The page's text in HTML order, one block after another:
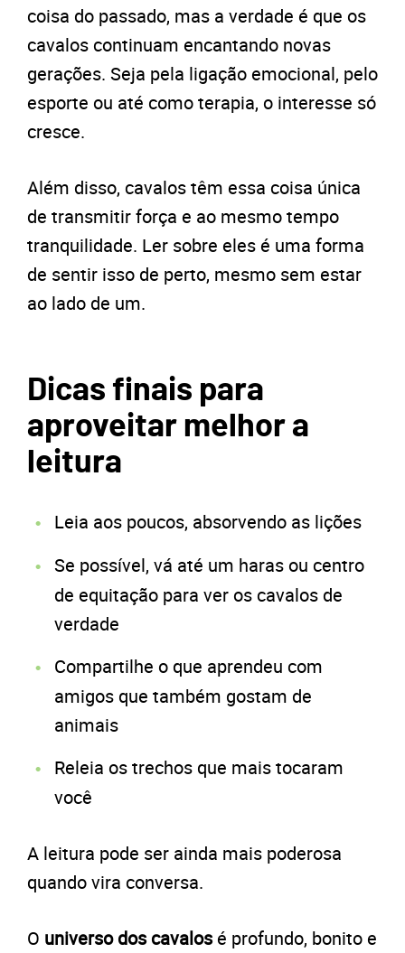
coisa do passado, mas a verdade é que os
cavalos continuam encantando novas
gerações. Seja pela ligação emocional, pelo
esporte ou até como terapia, o interesse só
cresce.
Além disso, cavalos têm essa coisa única
de transmitir força e ao mesmo tempo
tranquilidade. Ler sobre eles é uma forma
de sentir isso de perto, mesmo sem estar
ao lado de um.
Dicas finais para
aproveitar melhor a
leitura
Leia aos poucos, absorvendo as lições
Se possível, vá até um haras ou centro
de equitação para ver os cavalos de
verdade
Compartilhe o que aprendeu com
amigos que também gostam de
animais
Releia os trechos que mais tocaram
você
A leitura pode ser ainda mais poderosa
quando vira conversa.
O universo dos cavalosé profundo, bonito e